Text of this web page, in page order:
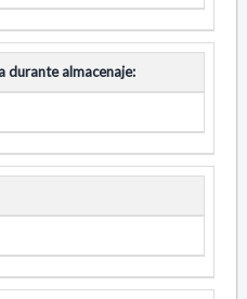
durante almacenaje: